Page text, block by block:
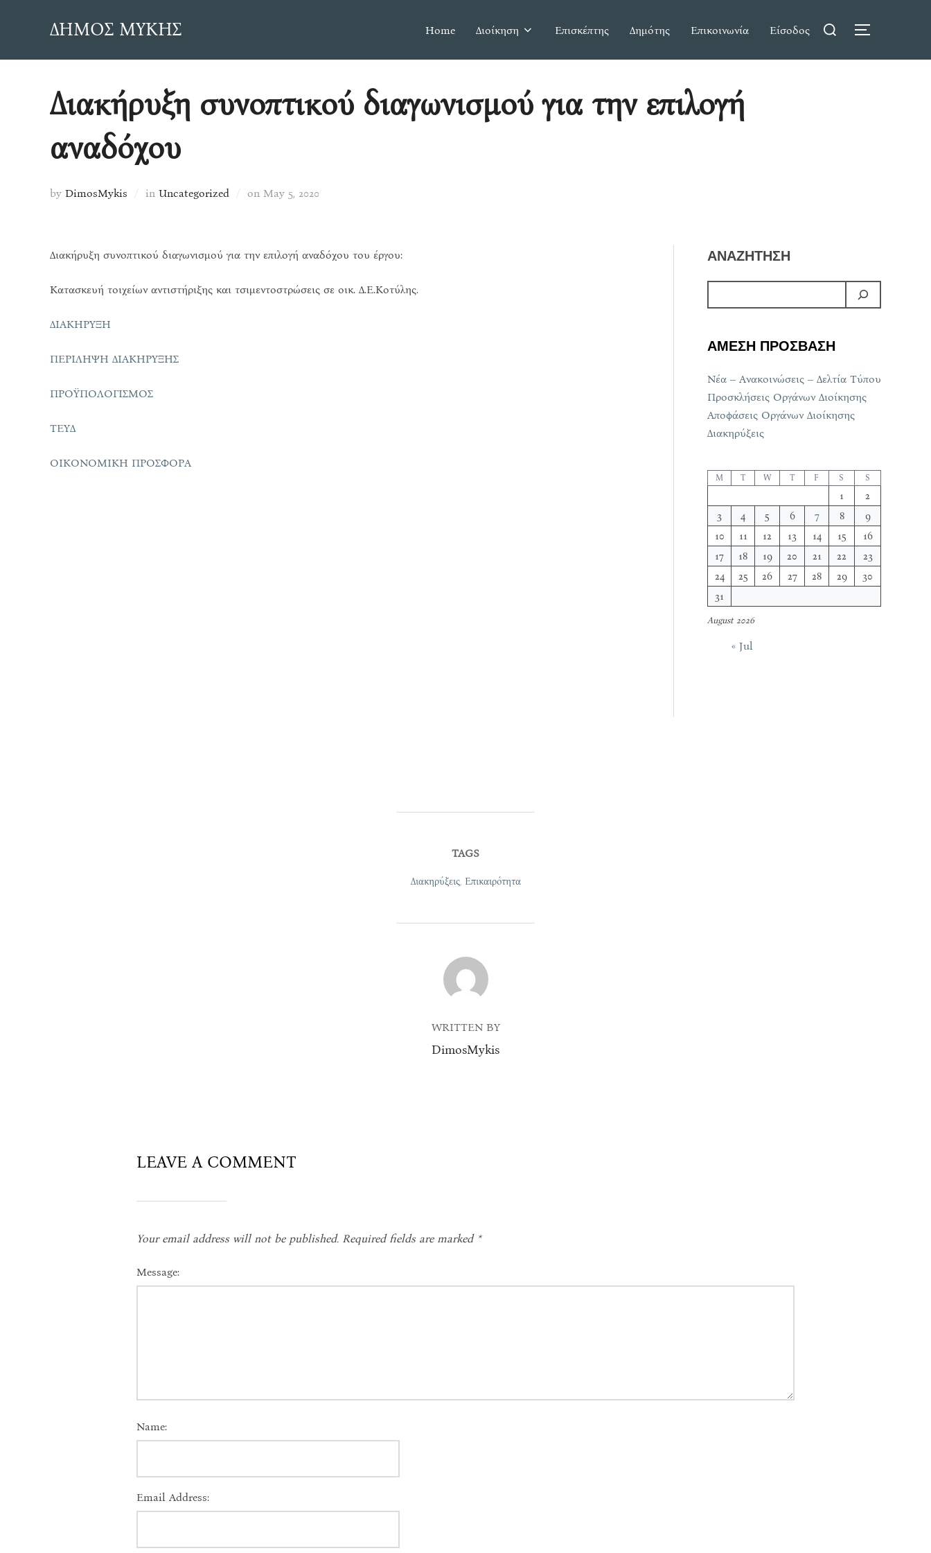
ΔΗΜΟΣ ΜΥΚΗΣ Home Διοίκηση Επισκέπτης Δημότης Επικοινωνία Είσοδος
Search
TOGGLE
Διακήρυξη συνοπτικού διαγωνισμού για την επιλογή
αναδόχου
by DimosMykis in Uncategorized on Posted
May 5, 2020
Διακήρυξη συνοπτικού διαγωνισμού για την επιλογή αναδόχου του έργου:
Κατασκευή τοιχείων αντιστήριξης και τσιμεντοστρώσεις σε οικ. Δ.Ε.Κοτύλης.
ΔΙΑΚΗΡΥΞΗ
ΠΕΡΙΛΗΨΗ ΔΙΑΚΗΡΥΞΗΣ
ΠΡΟΫΠΟΛΟΓΙΣΜΟΣ
ΤΕΥΔ
ΟΙΚΟΝΟΜΙΚΗ ΠΡΟΣΦΟΡΑ
ΑΝΑΖΗΤΗΣΗ
ΑΜΕΣΗ ΠΡΟΣΒΑΣΗ
Νέα – Ανακοινώσεις – Δελτία Τύπου
Προσκλήσεις Οργάνων Διοίκησης
Αποφάσεις Οργάνων Διοίκησης
Διακηρύξεις
August 2026
M T W T F S S
1
2
3
4 5 6 7 8
9
10
11 12 13 14 15
16
17
18 19 20 21 22
23
24
25 26 27 28 29
30
31
« Jul
TAGS
Διακηρύξεις, Επικαιρότητα
POST AUTHOR
WRITTEN BY
DimosMykis
LEAVE A COMMENT
Your email address will not be published. Required fields are marked *
Message:
Name:
Email Address: